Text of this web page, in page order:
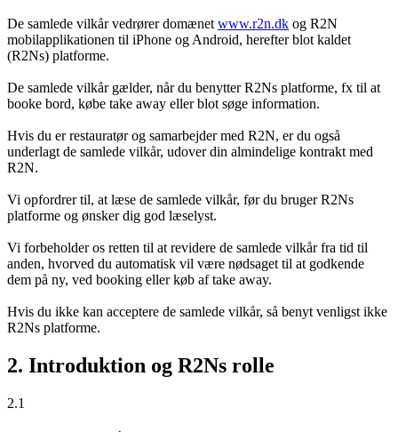
De samlede vilkår vedrører domænet www.r2n.dk og R2N
mobilapplikationen til iPhone og Android, herefter blot kaldet
(R2Ns) platforme.
De samlede vilkår gælder, når du benytter R2Ns platforme, fx til at
booke bord, købe take away eller blot søge information.
Hvis du er restauratør og samarbejder med R2N, er du også
underlagt de samlede vilkår, udover din almindelige kontrakt med
R2N.
Vi opfordrer til, at læse de samlede vilkår, før du bruger R2Ns
platforme og ønsker dig god læselyst.
Vi forbeholder os retten til at revidere de samlede vilkår fra tid til
anden, hvorved du automatisk vil være nødsaget til at godkende
dem på ny, ved booking eller køb af take away.
Hvis du ikke kan acceptere de samlede vilkår, så benyt venligst ikke
R2Ns platforme.
2. Introduktion og R2Ns rolle
2.1